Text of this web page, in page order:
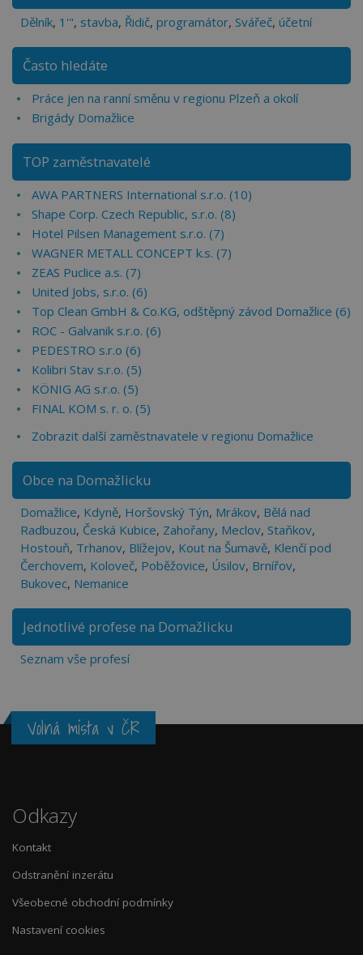
Dělník, 1'", stavba, Řidič, programátor, Svářeč, účetní
Často hledáte
Práce jen na ranní směnu v regionu Plzeň a okolí
Brigády Domažlice
TOP zaměstnavatelé
AWA PARTNERS International s.r.o. (10)
Shape Corp. Czech Republic, s.r.o. (8)
Hotel Pilsen Management s.r.o. (7)
WAGNER METALL CONCEPT k.s. (7)
ZEAS Puclice a.s. (7)
United Jobs, s.r.o. (6)
Top Clean GmbH & Co.KG, odštěpný závod Domažlice (6)
ROC - Galvanik s.r.o. (6)
PEDESTRO s.r.o (6)
Kolibri Stav s.r.o. (5)
KÖNIG AG s.r.o. (5)
FINAL KOM s. r. o. (5)
Zobrazit další zaměstnavatele v regionu Domažlice
Obce na Domažlicku
Domažlice, Kdyně, Horšovský Týn, Mrákov, Bělá nad
Radbuzou, Česká Kubice, Zahořany, Meclov, Staňkov,
Hostouň, Trhanov, Blížejov, Kout na Šumavě, Klenčí pod
Čerchovem, Koloveč, Poběžovice, Úsilov, Brnířov,
Bukovec, Nemanice
Jednotlivé profese na Domažlicku
Seznam vše profesí
Volná místa v ČR
Odkazy
Kontakt
Odstranění inzerátu
Všeobecné obchodní podmínky
Nastavení cookies